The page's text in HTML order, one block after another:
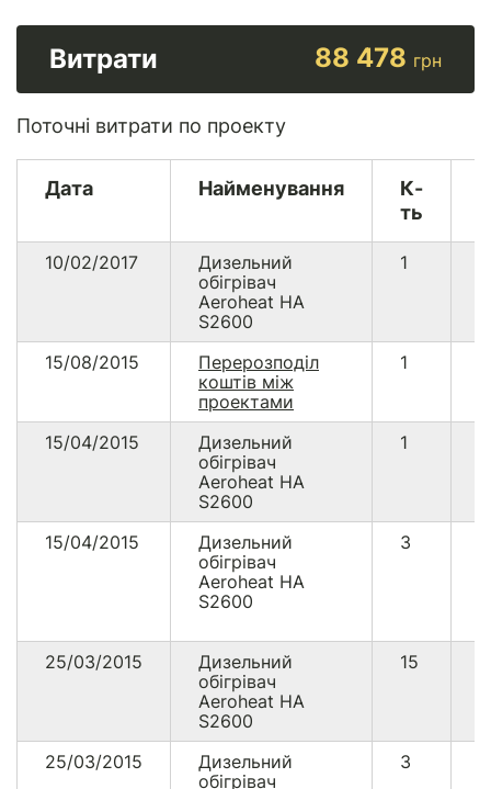
Витрати 88 478 грн
Поточні витрати по проекту
Дата Найменування
К-
ть
10/02/2017
Дизельний
обігрівач
Aeroheat HA
S2600
1
15/08/2015
Перерозподіл
коштів між
проектами
1
15/04/2015
Дизельний
обігрівач
Aeroheat HA
S2600
1
15/04/2015
Дизельний
обігрівач
Aeroheat HA
S2600
3
25/03/2015
Дизельний
обігрівач
Aeroheat HA
S2600
15
25/03/2015
Дизельний
обігрівач
3